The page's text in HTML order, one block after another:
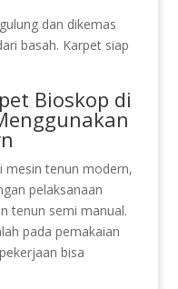
dan dikemas
basah. Karpet siap
Bioskop di
mesin tenun modern,
pelaksanaan
tenun semi manual.
pada pemakaian
bisa